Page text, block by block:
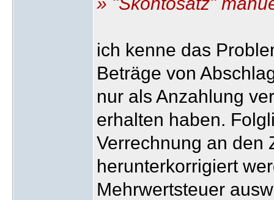
ich kenne das
Beträge von
nur als Anzahlung
erhalten haben.
Verrechnung an den
herunterkorrigiert
Mehrwertsteuer